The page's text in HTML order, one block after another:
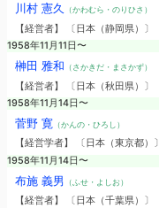
川村 憲久 （かわむら・のりひさ）
【経営者】 〔日本（静岡県）〕
1958年11月11日〜
榊田 雅和 （さかきだ・まさかず）
【経営者】 〔日本（秋田県）〕
1958年11月14日〜
菅野 寛 （かんの・ひろし）
【経営学者】 〔日本（東京都）〕
1958年11月14日〜
布施 義男 （ふせ・よしお）
【経営者】 〔日本（千葉県）〕